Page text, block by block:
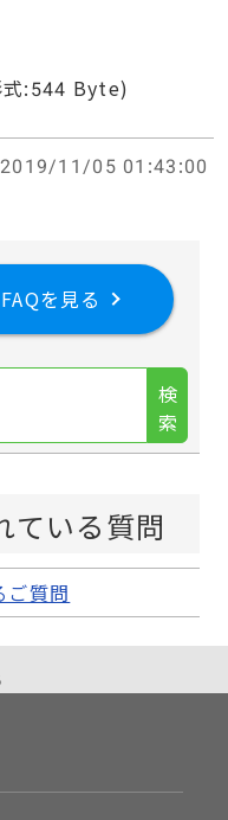
:544 Byte)
2019/11/05 01:43:00
を見る
検
索
ている質問
ご質問